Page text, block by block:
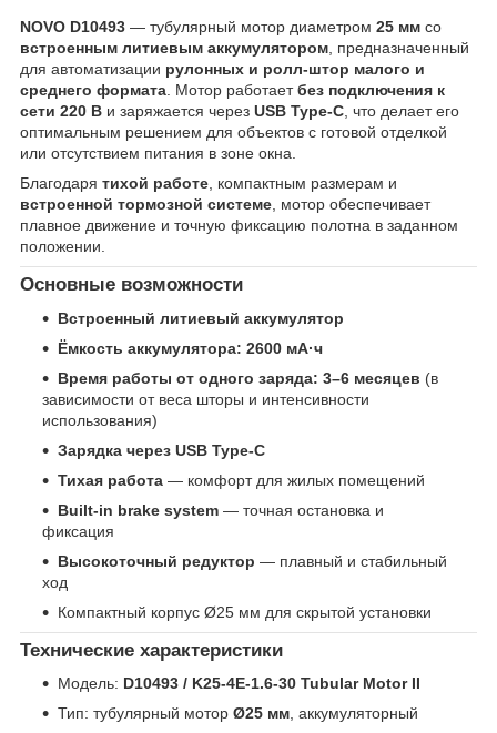
NOVO D10493 — тубулярный мотор диаметром 25 мм со
встроенным литиевым аккумулятором , предназначенный
для автоматизации рулонных и ролл-штор малого и
среднего формата . Мотор работаетбез подключения к
сети 220 В и заряжается через USB Type-C , что делает его
оптимальным решением для объектов с готовой отделкой
или отсутствием питания в зоне окна.
Благодаря тихой работе , компактным размерам и
встроенной тормозной системе , мотор обеспечивает
плавное движение и точную фиксацию полотна в заданном
положении.
Основные возможности
Встроенный литиевый аккумулятор
Ёмкость аккумулятора: 2600 мА·ч
Время работы от одного заряда: 3–6 месяцев (в
зависимости от веса шторы и интенсивности
использования)
Зарядка через USB Type-C
Тихая работа — комфорт для жилых помещений
Built-in brake system — точная остановка и
фиксация
Высокоточный редуктор — плавный и стабильный
ход
Компактный корпус Ø25 мм для скрытой установки
Технические характеристики
Модель: D10493 / K25-4E-1.6-30 Tubular Motor II
Тип: тубулярный мотор Ø25 мм, аккумуляторный